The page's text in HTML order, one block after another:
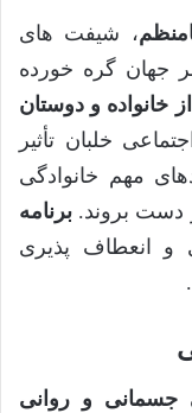
، شیفت های
جهان گره خورده
خانواده و دوستان
خلبان تأثیر
مهم خانوادگی
دست بروند. برنامه
و انعطاف پذیری
جسمانی و روانی